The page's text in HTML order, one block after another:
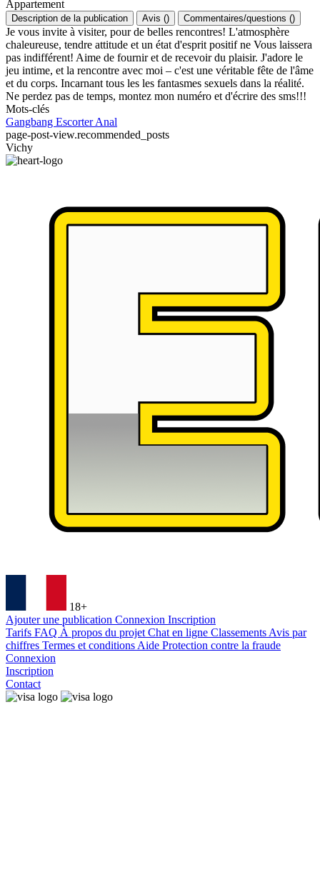
Appartement
Description de la publication Avis () Commentaires/questions ()
Je vous invite à visiter, pour de belles rencontres! L'atmosphère
chaleureuse, tendre attitude et un état d'esprit positif ne Vous laissera
pas indifférent! Aime de fournir et de recevoir du plaisir. J'adore le
jeu intime, et la rencontre avec moi – c'est une véritable fête de l'âme
et du corps. Incarnant tous les les fantasmes sexuels dans la réalité.
Ne perdez pas de temps, montez mon numéro et d'écrire des sms!!!
Mots-clés
Gangbang EscorterAnal
page-post-view.recommended_posts
Vichy
18+
Ajouter une publication Connexion Inscription
Tarifs FAQ À propos du projet Chat en ligne Classements Avis par
chiffres Termes et conditions Aide Protection contre la fraude
Connexion
Inscription
Contact